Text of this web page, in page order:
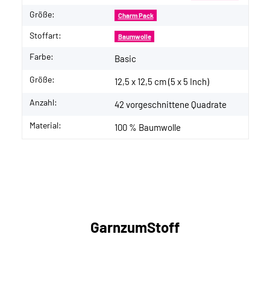
Größe: Charm Pack
Stoffart: Baumwolle
Farbe: Basic
Größe: 12,5 x 12,5 cm (5 x 5 Inch)
Anzahl: 42 vorgeschnittene Quadrate
Material: 100 % Baumwolle
GarnzumStoff